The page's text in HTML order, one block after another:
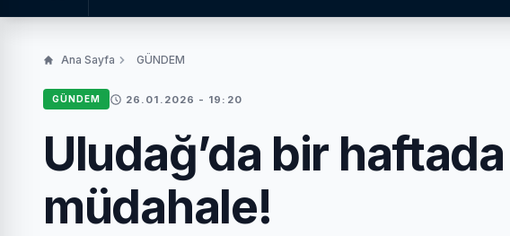
Ana Sayfa GÜNDEM
GÜNDEM 26.01.2026 - 19:20
Uludağ’da bir
müdahale!